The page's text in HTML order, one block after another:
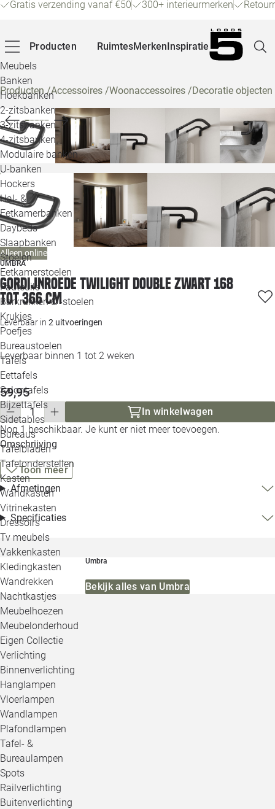
Gratis verzending vanaf €50 300+ interieurmerken
Producten
Meubels
Banken
Hoekbanken
2-zitsbanken
3-zitsbanken
4-zitsbanken
Modulaire banken
U-banken
Hockers
Hal- &
Eetkamerbanken
Daybeds
Slaapbanken
Stoelen
Eetkamerstoelen
Fauteuils
Barkrukken & -stoelen
Krukjes
Poefjes
Bureaustoelen
Tafels
Eettafels
Salontafels
Bijzettafels
Sidetables
Bureaus
Tafelbladen
Tafelonderstellen
Kasten
Wandkasten
Vitrinekasten
Dressoirs
Tv meubels
Vakkenkasten
Kledingkasten
Wandrekken
Nachtkastjes
Meubelhoezen
Meubelonderhoud
Eigen Collectie
Verlichting
Binnenverlichting
Hanglampen
Vloerlampen
Wandlampen
Plafondlampen
Tafel- &
Bureaulampen
Spots
Railverlichting
Buitenverlichting
RuimtesMerkenInspiratie
Producten/Accessoires /Woonaccessoires /Decoratie objecten
Alleen online
UMBRA
Gordijnroede Twilight Double zwart 168
tot 366 cm
Leverbaar in 2 uitvoeringen
Leverbaar binnen 1 tot 2 weken
59,95
In winkelwagen
Nog 1 beschikbaar. Je kunt er niet meer toevoegen.
Omschrijving
Toon meer
Afmetingen
Specificaties
Umbra
Bekijk alles van Umbra